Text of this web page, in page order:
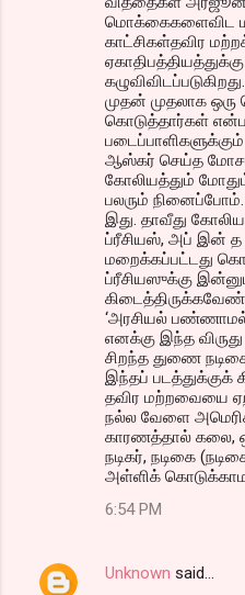
மொக்கைகளைவிட
காட்சிகள்தவிர
முதன் முதலாக
கொடுத்தார்கள்
ஆஸ்கர் செய்த
கோலியத்தும்
பலரும்
இது. தாவீது
ப்ரீசியஸ், அப் இன்
மறைக்கப்பட்டது
ப்ரீசியஸுக்கு
‘அரசியல் பண்ணாமல்
எனக்கு இந்த
சிறந்த துணை
இந்தப் படத்துக்குக்
தவிர மற்றவையை
நல்ல வேளை
காரணத்தால் கலை,
நடிகர், நடிகை
அள்ளிக்
6:54 PM
Unknown said…